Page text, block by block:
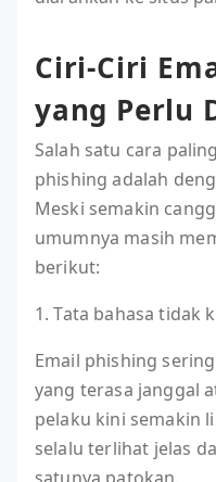
Ciri-Ciri
yang Perlu
Salah satu cara
phishing adalah
Meski semakin
umumnya masih
berikut:
1. Tata bahasa tidak
Email phishing
yang terasa janggal
pelaku kini semakin
selalu terlihat jelas